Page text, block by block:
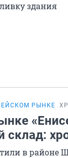
здания
РЫНКЕ
склад:
в районе